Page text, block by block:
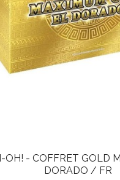
OH! - COFFRET GOLD
DORADO / FR